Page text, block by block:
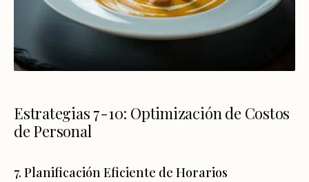
Estrategias 7-10: Optimización de Costos
de Personal
7. Planificación Eficiente de Horarios